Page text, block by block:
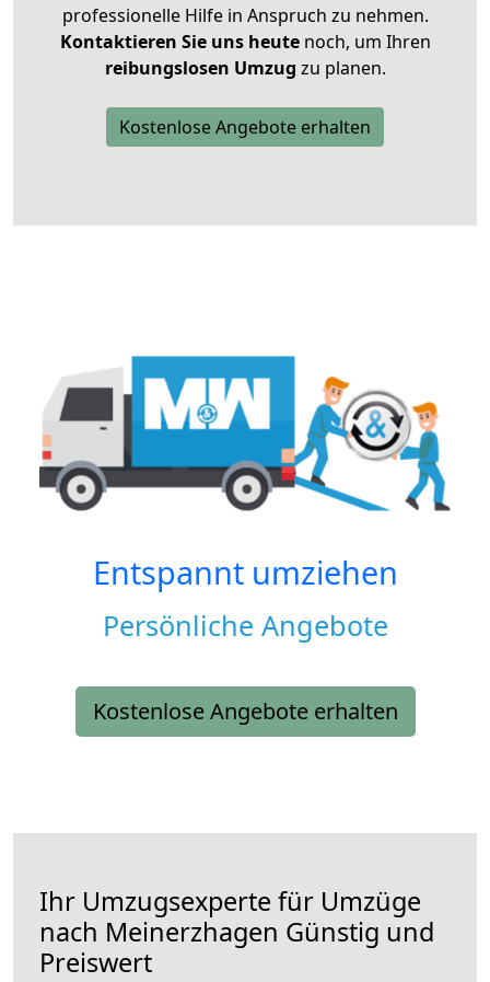
professionelle Hilfe in Anspruch zu nehmen.
Kontaktieren Sie uns heutenoch, um Ihren
reibungslosen Umzug zu planen.
Kostenlose Angebote erhalten
Entspannt umziehen
Persönliche Angebote
Kostenlose Angebote erhalten
Ihr Umzugsexperte für Umzüge
nach Meinerzhagen Günstig und
Preiswert